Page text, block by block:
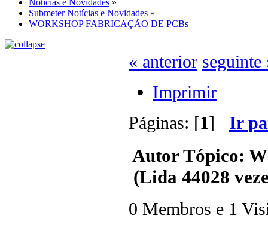
Notícias e Novidades »
Submeter Notícias e Novidades »
WORKSHOP FABRICAÇÃO DE PCBs
« anterior seguinte
Imprimir
Páginas: [1] Ir
AutorTópico:
(Lida 44028
0 Membros e 1